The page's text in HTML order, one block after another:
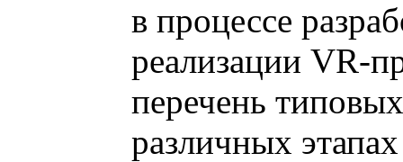
в процессе
реализации VR-
перечень
различных